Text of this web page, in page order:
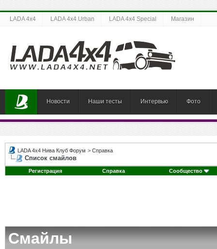
LADA 4x4 LADA 4x4 Urban LADA 4x4 Special Магазин
Новости Наши тесты Интервью Фото
LADA 4x4 Нива Клуб Форум > Справка
Список смайлов
Регистрация Справка Сообщество
Смайлы